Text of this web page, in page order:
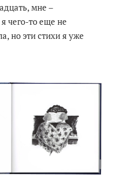
мне –
чего-то еще не
но эти стихи я уже